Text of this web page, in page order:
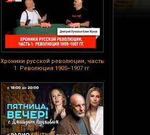
Хроники русской революции, часть
1: Революция 1905–1907 гг.